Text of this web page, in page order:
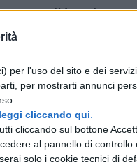
per l'uso del sito e dei
per mostrarti annunci
leggi cliccando qui
cliccando sul bottone
al pannello di controllo
solo i cookie tecnici di
tutte di lunghezze
tendevano
complici dello
a stimoli non
l’evidenza
dunque la